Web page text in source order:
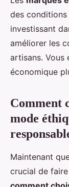
des
investissant
améliorer les
artisans. Vous
économique
Comment
mode
Maintenant
crucial de